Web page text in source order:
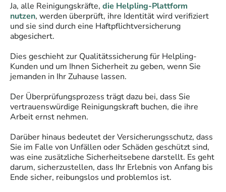
Ja, alle Reinigungskräfte, die Helpling-Plattform
nutzen, werden überprüft, ihre Identität wird verifiziert
und sie sind durch eine Haftpflichtversicherung
abgesichert.
Dies geschieht zur Qualitätssicherung für Helpling-
Kunden und um Ihnen Sicherheit zu geben, wenn Sie
jemanden in Ihr Zuhause lassen.
Der Überprüfungsprozess trägt dazu bei, dass Sie
vertrauenswürdige Reinigungskraft buchen, die ihre
Arbeit ernst nehmen.
Darüber hinaus bedeutet der Versicherungsschutz, dass
Sie im Falle von Unfällen oder Schäden geschützt sind,
was eine zusätzliche Sicherheitsebene darstellt. Es geht
darum, sicherzustellen, dass Ihr Erlebnis von Anfang bis
Ende sicher, reibungslos und problemlos ist.